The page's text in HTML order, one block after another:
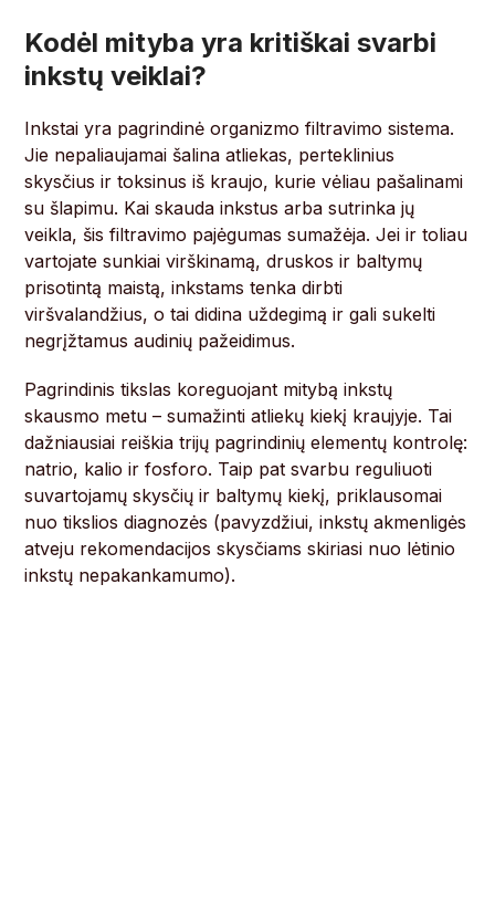
Kodėl mityba yra kritiškai svarbi
inkstų veiklai?
Inkstai yra pagrindinė organizmo filtravimo sistema.
Jie nepaliaujamai šalina atliekas, perteklinius
skysčius ir toksinus iš kraujo, kurie vėliau pašalinami
su šlapimu. Kai skauda inkstus arba sutrinka jų
veikla, šis filtravimo pajėgumas sumažėja. Jei ir toliau
vartojate sunkiai virškinamą, druskos ir baltymų
prisotintą maistą, inkstams tenka dirbti
viršvalandžius, o tai didina uždegimą ir gali sukelti
negrįžtamus audinių pažeidimus.
Pagrindinis tikslas koreguojant mitybą inkstų
skausmo metu – sumažinti atliekų kiekį kraujyje. Tai
dažniausiai reiškia trijų pagrindinių elementų kontrolę:
natrio, kalio ir fosforo. Taip pat svarbu reguliuoti
suvartojamų skysčių ir baltymų kiekį, priklausomai
nuo tikslios diagnozės (pavyzdžiui, inkstų akmenligės
atveju rekomendacijos skysčiams skiriasi nuo lėtinio
inkstų nepakankamumo).